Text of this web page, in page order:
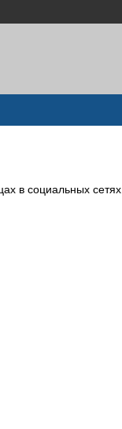
в социальных сетях.